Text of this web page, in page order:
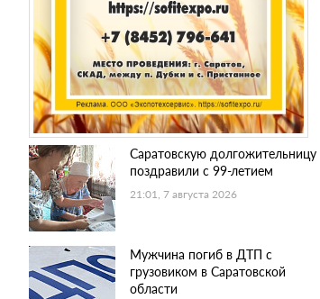
Саратовскую долгожительницу
поздравили с 99-летием
21:01, 7 августа 2026
Мужчина погиб в ДТП с
грузовиком в Саратовской
области